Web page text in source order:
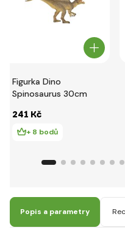
Figurka Dino
Spinosaurus 30cm
241 Kč
+ 8 bodů
Popis a parametry